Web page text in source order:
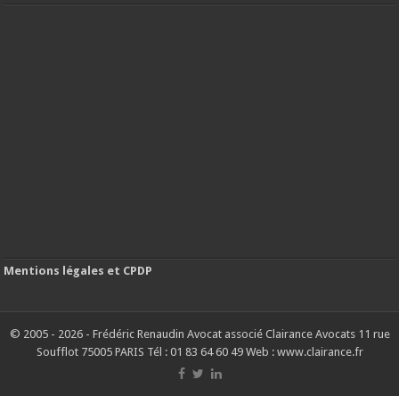
Mentions légales et CPDP
© 2005 - 2026 - Frédéric Renaudin Avocat associé Clairance Avocats 11 rue
Soufflot 75005 PARIS Tél : 01 83 64 60 49 Web : www.clairance.fr